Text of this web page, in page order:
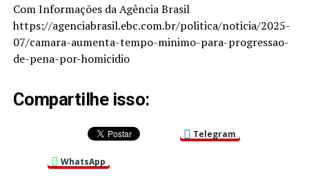
Com Informações da Agência Brasil
https://agenciabrasil.ebc.com.br/politica/noticia/2025-
07/camara-aumenta-tempo-minimo-para-progressao-
de-pena-por-homicidio
Compartilhe isso:
Telegram
WhatsApp